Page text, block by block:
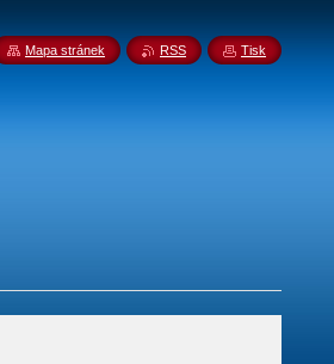
Mapa stránek RSS Tisk